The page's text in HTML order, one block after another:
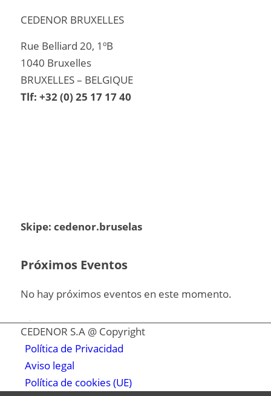
CEDENOR BRUXELLES
Rue Belliard 20, 1ºB
1040 Bruxelles
BRUXELLES – BELGIQUE
Tlf: +32 (0) 25 17 17 40
Skipe: cedenor.bruselas
Próximos Eventos
No hay próximos eventos en este momento.
.
CEDENOR S.A @ Copyright
Política de Privacidad
Aviso legal
Política de cookies (UE)